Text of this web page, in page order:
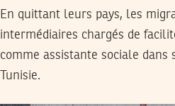
En quittant leurs pays, les
intermédiaires chargés de
comme assistante sociale
Tunisie.